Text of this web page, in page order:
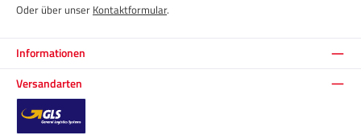
Informationen
Oder über unser Kontaktformular.
Versandarten